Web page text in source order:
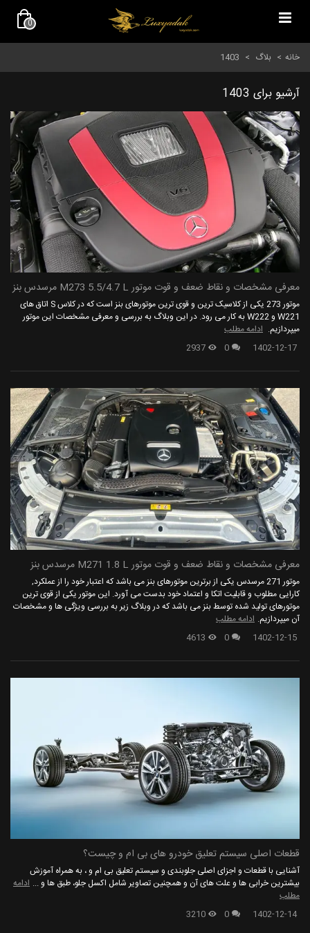
0
خانه > بلاگ >
1403
آرشیو برای 1403
معرفی مشخصات و نقاط ضعف و قوت موتور M273 5.5/4.7 L مرسدس بنز
موتور 273 یکی از کلاسیک ترین و قوی ترین موتورهای بنز است که در کلاس S اتاق های
W221 و W222 به کار می رود. در این وبلاگ به بررسی و معرفی مشخصات این موتور
میپردازیم. ادامه مطلب
1402-12-17
0
2937
معرفی مشخصات و نقاط ضعف و قوت موتور M271 1.8 L مرسدس بنز
موتور 271 مرسدس یکی از برترین موتورهای بنز می باشد که اعتبار خود را از عملکرد,
کارایی مطلوب و قابلیت اتکا و اعتماد خود بدست می آورد. این موتور یکی از قوی ترین
موتورهای تولید شده توسط بنز می باشد که در وبلاگ زیر به بررسی ویژگی ها و مشخصات
آن میپردازیم. ادامه مطلب
1402-12-15
0
4613
قطعات اصلی سیستم تعلیق خودرو های بی ام و چیست؟
آشنایی با قطعات و اجزای اصلی جلوبندی و سیستم تعلیق بی ام و ، به همراه آموزش
بیشترین خرابی ها و علت های آن و همچنین تصاویر شامل اکسل جلو، طبق ها و ... ادامه
مطلب
1402-12-14
0
3210